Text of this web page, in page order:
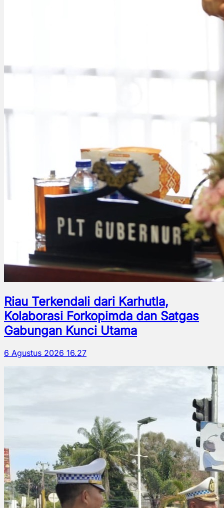
Riau Terkendali dari Karhutla,
Kolaborasi Forkopimda dan Satgas
Gabungan Kunci Utama
6 Agustus 2026 16.27